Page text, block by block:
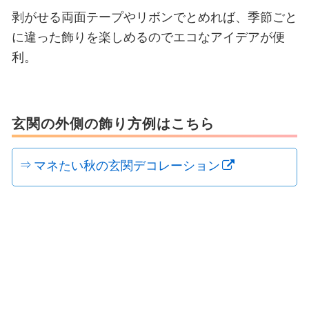
剥がせる両面テープやリボンでとめれば、季節ごと
に違った飾りを楽しめるのでエコなアイデアが便
利。
玄関の外側の飾り方例はこちら
マネたい秋の玄関デコレーション